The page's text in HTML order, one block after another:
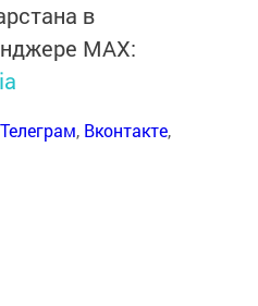
в
MАХ:
Телеграм, Вконтакте,